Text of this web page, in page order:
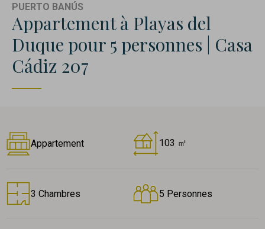
PUERTO BANÚS
Appartement à Playas del
Duque pour 5 personnes | Casa
Cádiz 207
Appartement 103 ㎡
3 Chambres 5 Personnes